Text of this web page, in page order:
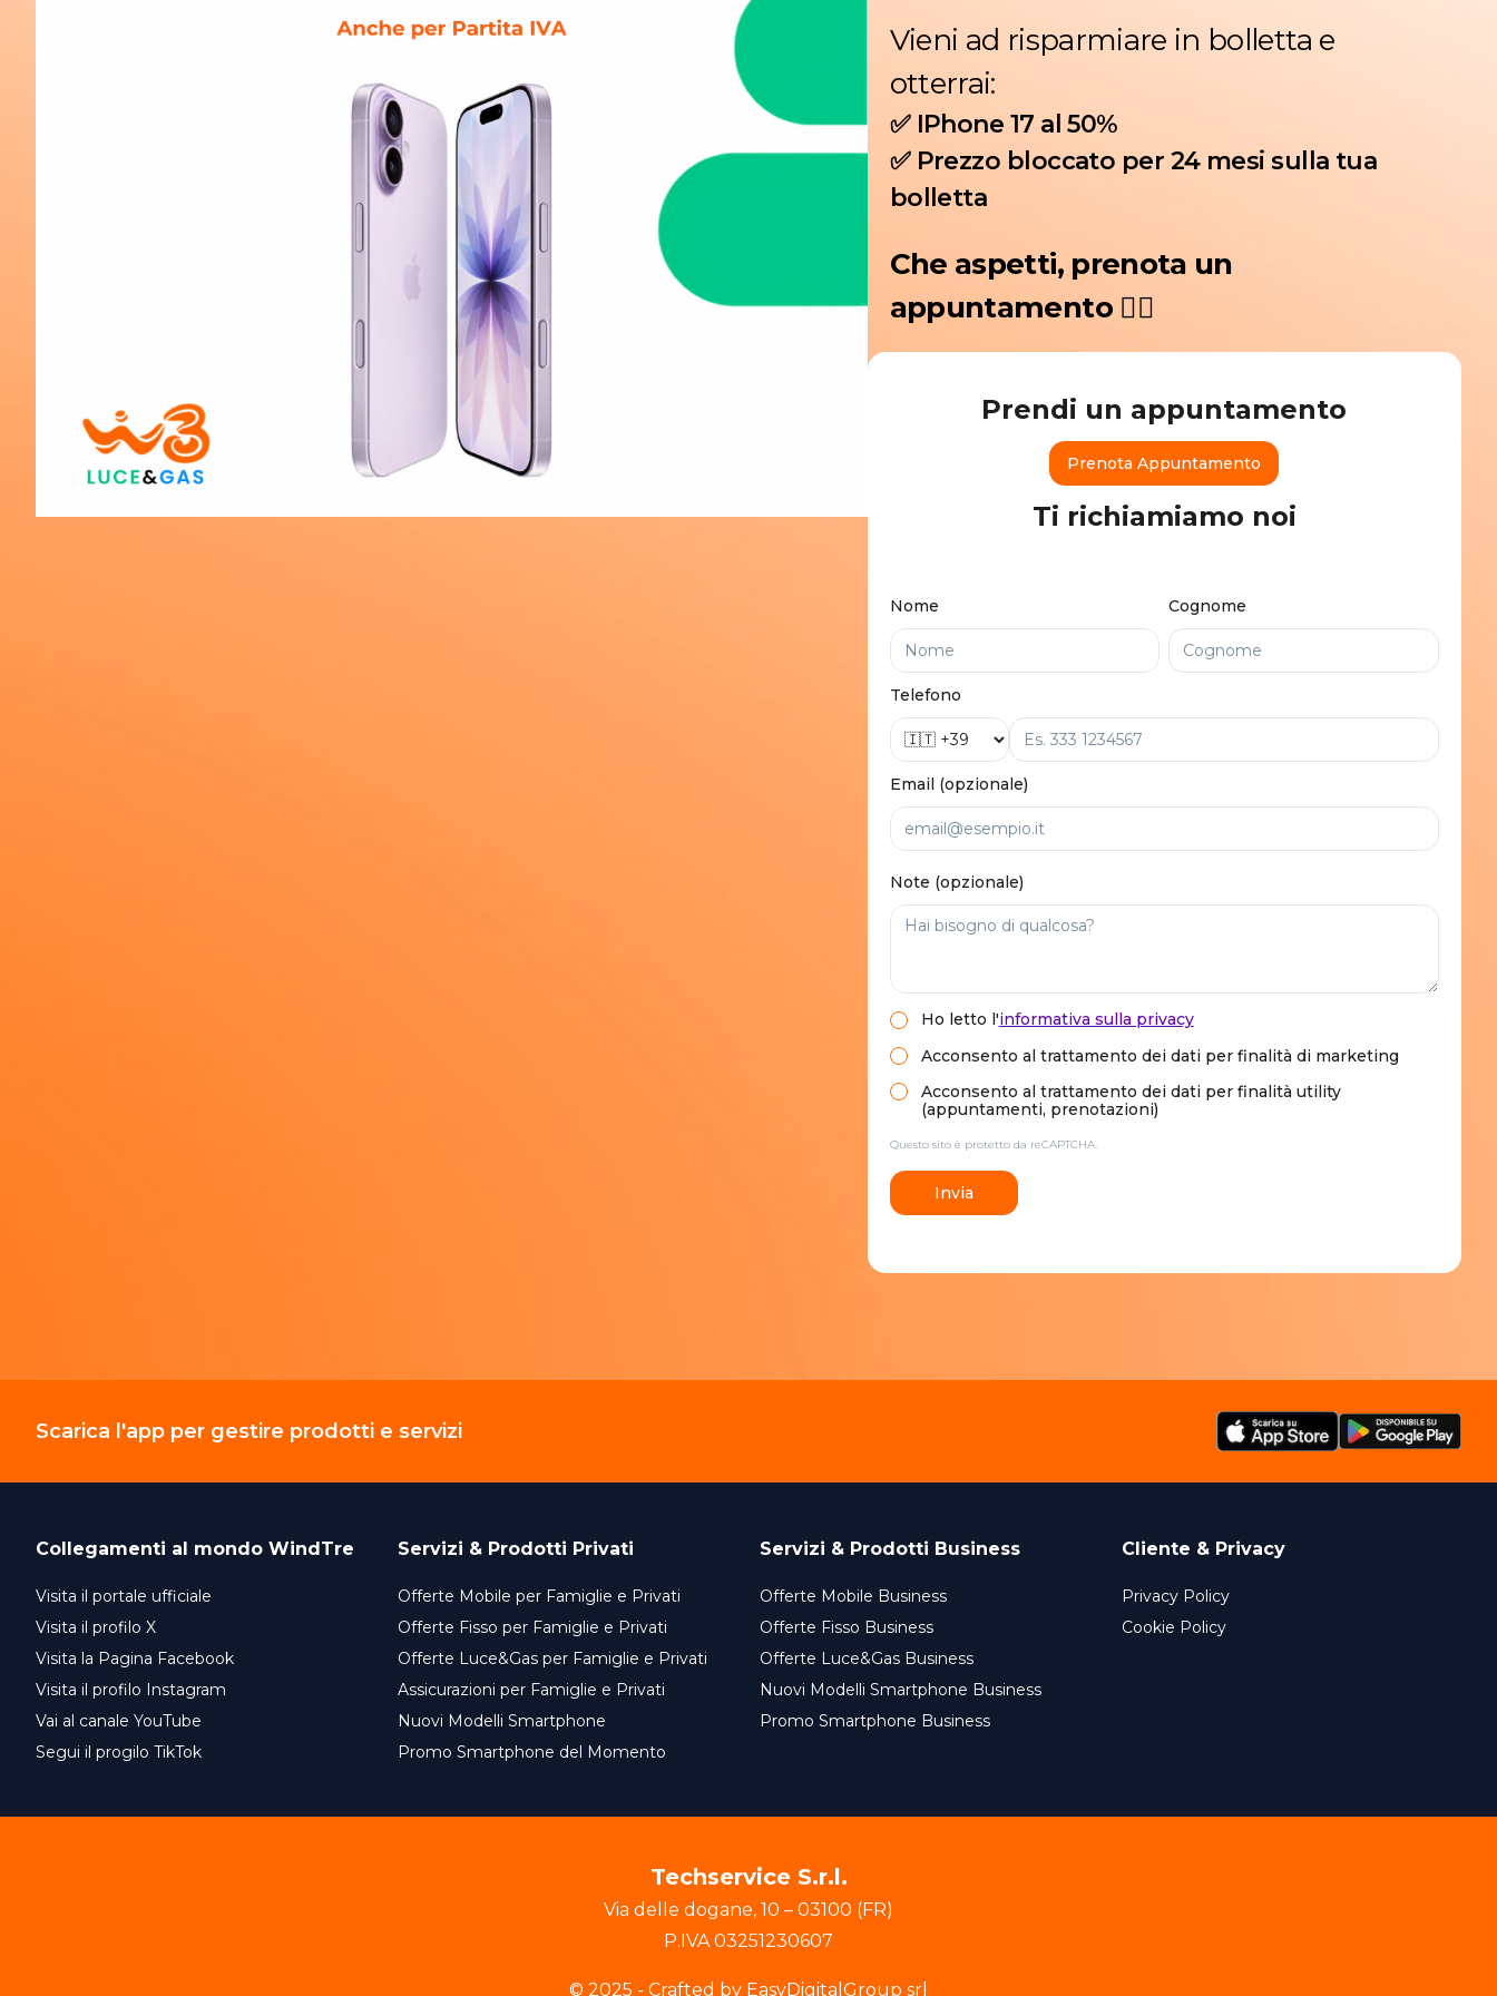
Vieni ad risparmiare in bolletta e
otterrai:
✅ IPhone 17 al 50%
✅ Prezzo bloccato per 24 mesi sulla tua
bolletta
Che aspetti, prenota un
appuntamento 👇🏻
Prendi un appuntamento
Prenota Appuntamento
Ti richiamiamo noi
Nome Cognome
Telefono
Email (opzionale)
Note (opzionale)
Ho letto l'informativa sulla privacy
Acconsento al trattamento dei dati per finalità di marketing
Acconsento al trattamento dei dati per finalità utility
(appuntamenti, prenotazioni)
Questo sito è protetto da reCAPTCHA.
Invia
Scarica l'app per gestire prodotti e servizi
Collegamenti al mondo WindTre
Visita il portale ufficiale
Visita il profilo X
Visita la Pagina Facebook
Visita il profilo Instagram
Vai al canale YouTube
Segui il progilo TikTok
Servizi & Prodotti Privati
Offerte Mobile per Famiglie e Privati
Offerte Fisso per Famiglie e Privati
Offerte Luce&Gas per Famiglie e Privati
Assicurazioni per Famiglie e Privati
Nuovi Modelli Smartphone
Promo Smartphone del Momento
Servizi & Prodotti Business
Offerte Mobile Business
Offerte Fisso Business
Offerte Luce&Gas Business
Nuovi Modelli Smartphone Business
Promo Smartphone Business
Cliente & Privacy
Privacy Policy
Cookie Policy
Techservice S.r.l.
Via delle dogane, 10 – 03100 (FR)
P.IVA03251230607
© 2025 - Crafted by EasyDigitalGroup srl